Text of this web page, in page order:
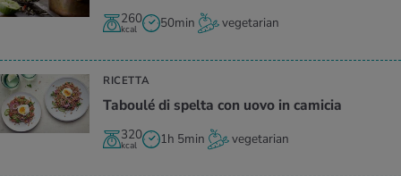
260
kcal 50min vegetarian
RICETTA
Taboulé di spelta con uovo in camicia
320
kcal 1h 5min vegetarian